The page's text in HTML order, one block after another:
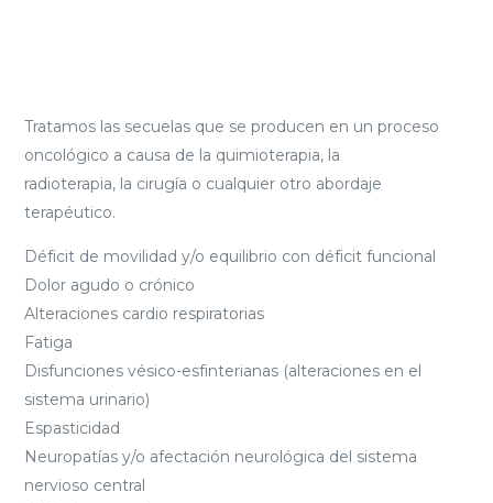
Tratamos las secuelas que se producen en un proceso
oncológico a causa de la quimioterapia, la
radioterapia, la cirugía o cualquier otro abordaje
terapéutico.
Déficit de movilidad y/o equilibrio con déficit funcional
Dolor agudo o crónico
Alteraciones cardio respiratorias
Fatiga
Disfunciones vésico-esfinterianas (alteraciones en el
sistema urinario)
Espasticidad
Neuropatías y/o afectación neurológica del sistema
nervioso central